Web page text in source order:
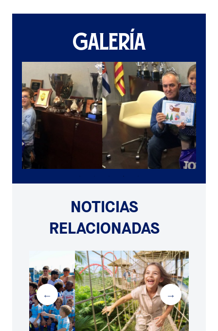
GALERÍA
NOTICIAS
RELACIONADAS